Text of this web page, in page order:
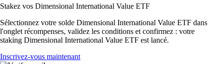
Stakez vos Dimensional International Value ETF
Sélectionnez votre solde Dimensional International Value ETF dans
l'onglet récompenses, validez les conditions et confirmez : votre
staking Dimensional International Value ETF est lancé.
Inscrivez-vous maintenant